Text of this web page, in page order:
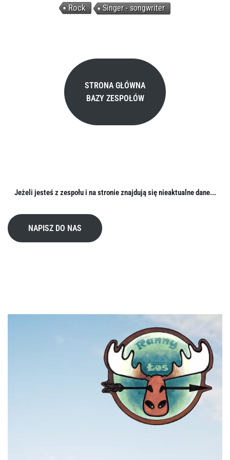
Rock Singer - songwriter
STRONA GŁÓWNA
BAZY ZESPOŁÓW
Jeżeli jesteś z zespołu i na stronie znajdują się nieaktualne dane...
NAPISZ DO NAS